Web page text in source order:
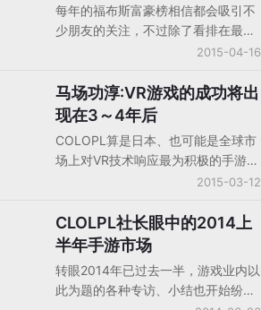
每年的福布斯富豪榜相信都会吸引不
少朋友的关注，不过除了看排在最前
头的几个超级大佬偶尔换个座位、看
100名之外的人就很少了。
GameLook在海外网站上无意间看到
了一条“日本地区身价10亿美元以上
的24人中有4人是年轻创业者”的消
息。仔细一看，这4人个人有3个人是
日本手游公司的CEO，其中最年轻的
2015-04-16
马场功淳:VR游戏的成功将出
现在3～4年后
COLOPL算是日本、也可能是全球市
场上对VR技术响应最为积极的手游公
司了，Oculus Rift消费者版还没有推
戏。在最近Fami通的采访中COLOPL
社长马场功淳表示VR游戏的商业成功
将会在3～4年后出现，目前COLOPL
开发的也都是针对VR的全新产品。
2015-03-12
CLOLPL社长眼中的2014上
半年手游市场
转眼2014年已过去一半，游戏业内以
此为题的各种专访、小结也开始纷纷